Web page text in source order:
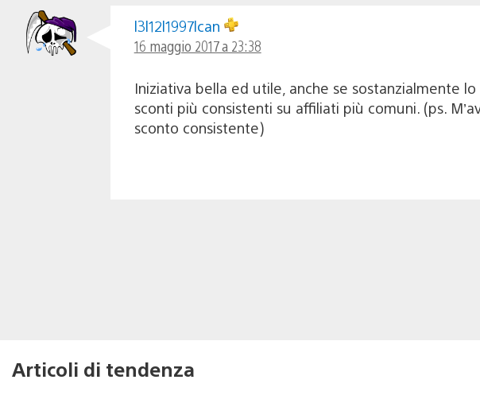
l3l12l1997lcan
16 maggio 2017 a 23:38
Iniziativa bella ed utile, anche se sostanzialmente
sconti più consistenti su affiliati più comuni. (ps.
sconto consistente)
Articoli di tendenza